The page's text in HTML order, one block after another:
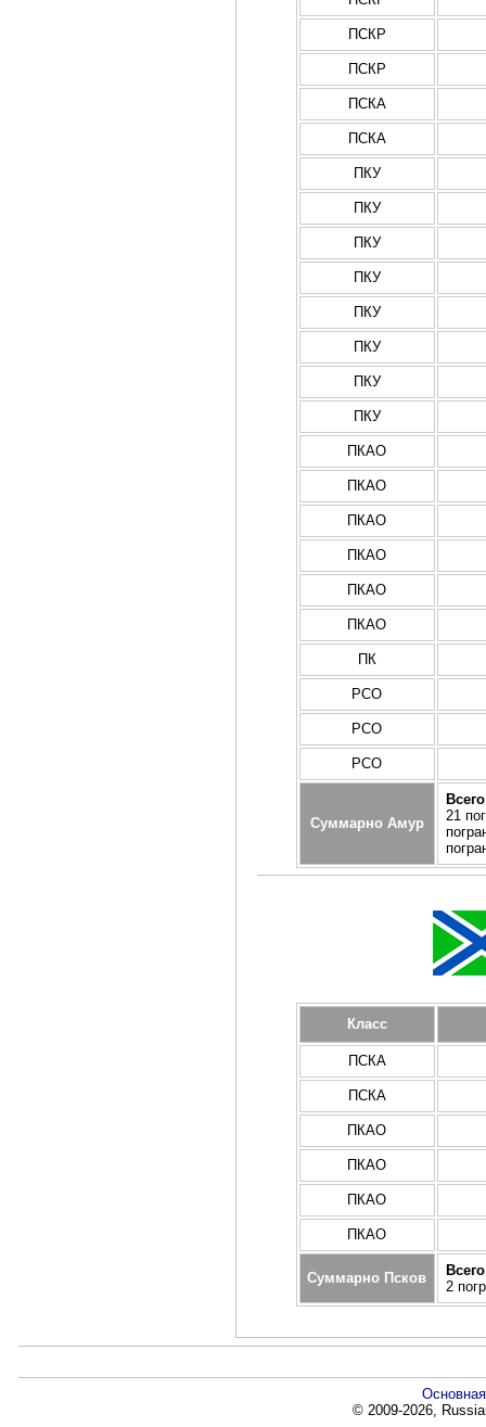
ПСКР
ПСКР
ПСКА
ПСКА
ПКУ
ПКУ
ПКУ
ПКУ
ПКУ
ПКУ
ПКУ
ПКУ
ПКАО
ПКАО
ПКАО
ПКАО
ПКАО
ПКАО
ПК
РСО
РСО
РСО
Суммарно Амур
21
Класс
ПСКА
ПСКА
ПКАО
ПКАО
ПКАО
ПКАО
Суммарно Псков
2
Основная
© 2009-2026,